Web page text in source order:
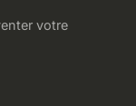
votre